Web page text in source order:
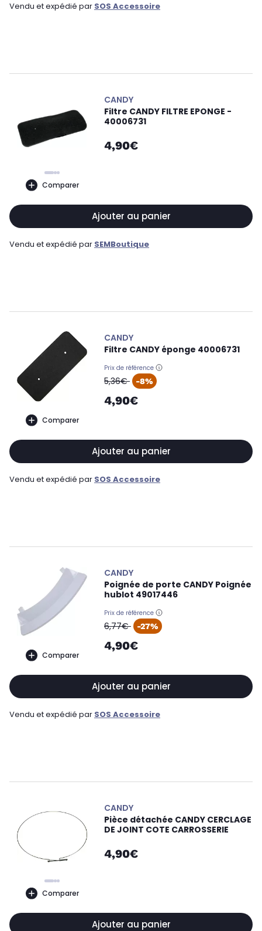
Vendu et expédié par SOS Accessoire
Comparer
CANDY
Filtre CANDY FILTRE EPONGE -
40006731
4,90€
Ajouter au panier
Vendu et expédié par SEMBoutique
Comparer
CANDY
Filtre CANDY éponge 40006731
Prix de référence
oldPrice
5,36€ -8%
4,90€
Ajouter au panier
Vendu et expédié par SOS Accessoire
Comparer
CANDY
Poignée de porte CANDY Poignée
hublot 49017446
Prix de référence
oldPrice
6,77€ -27%
4,90€
Ajouter au panier
Vendu et expédié par SOS Accessoire
Comparer
CANDY
Pièce détachée CANDY CERCLAGE
DE JOINT COTE CARROSSERIE
4,90€
Ajouter au panier